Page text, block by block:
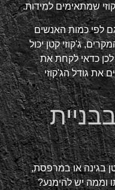
שמתאימים למידות.
לפי כמות האנשים
ג'קוזי קטן יכול
כדאי לקחת את
את גודל הג'קוזי
בגינה או במרפסת,
וממה יש להימנע?